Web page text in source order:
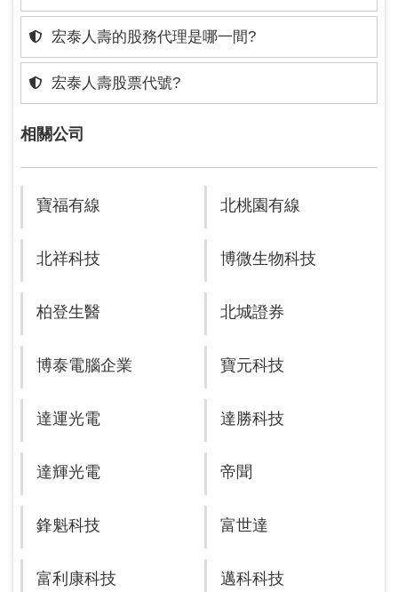
宏泰人壽的股務代理是哪一間?
宏泰人壽股票代號?
相關公司
寶福有線 北桃園有線
北祥科技 博微生物科技
柏登生醫 北城證券
博泰電腦企業 寶元科技
達運光電 達勝科技
達輝光電 帝聞
鋒魁科技 富世達
富利康科技 邁科科技